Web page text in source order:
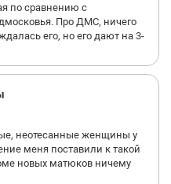
по сравнению с
Про ДМС, ничего
его, но его дают на 3-
неотесанные женщины у
меня поставили к такой
новых матюков ничему